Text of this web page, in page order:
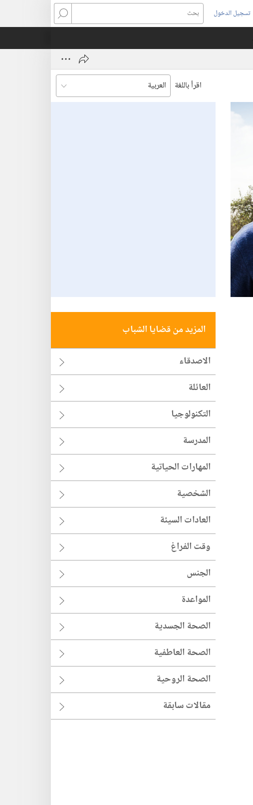
تسجيل الدخول
(يفتح
نافذة
بحث
اقرأ باللغة
المزيد من قضايا الشباب
الاصدقاء
العائلة
التكنولوجيا
المدرسة
المهارات الحياتية
الشخصية
العادات السيئة
وقت الفراغ
الجنس
المواعدة
الصحة الجسدية
الصحة العاطفية
الصحة الروحية
مقالات سابقة